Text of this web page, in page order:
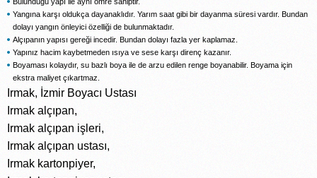
Yangına karşı oldukça dayanaklıdır. Yarım saat gibi bir dayanma süresi vardır. Bundan
dolayı yangın önleyici özelliği de bulunmaktadır.
Alçıpanın yapısı gereği incedir. Bundan dolayı fazla yer kaplamaz.
Yapınız hacim kaybetmeden ısıya ve sese karşı direnç kazanır.
Boyaması kolaydır, su bazlı boya ile de arzu edilen renge boyanabilir. Boyama için
ekstra maliyet çıkartmaz.
Irmak, İzmir Boyacı Ustası
Irmak alçıpan,
Irmak alçıpan işleri,
Irmak alçıpan ustası,
Irmak kartonpiyer,